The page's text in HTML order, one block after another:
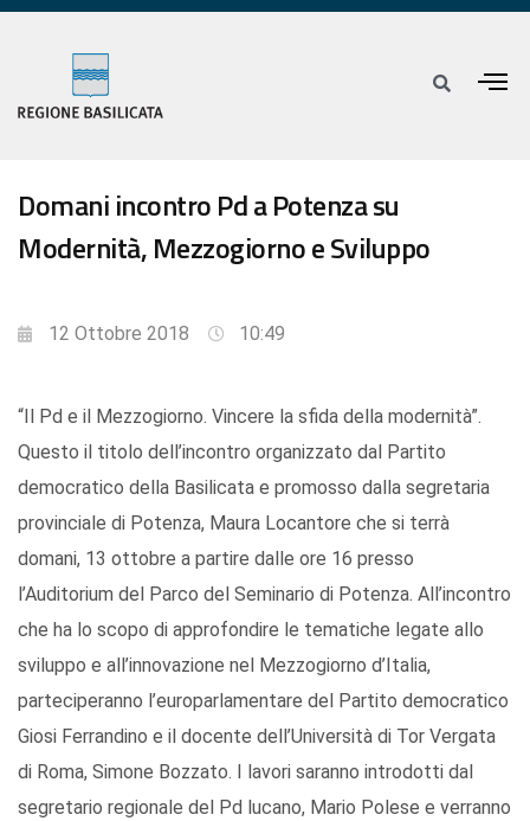
Domani incontro Pd a Potenza su
Modernità, Mezzogiorno e Sviluppo
12 Ottobre 2018 10:49
“Il Pd e il Mezzogiorno. Vincere la sfida della modernità”.
Questo il titolo dell’incontro organizzato dal Partito
democratico della Basilicata e promosso dalla segretaria
provinciale di Potenza, Maura Locantore che si terrà
domani, 13 ottobre a partire dalle ore 16 presso
l’Auditorium del Parco del Seminario di Potenza. All’incontro
che ha lo scopo di approfondire le tematiche legate allo
sviluppo e all’innovazione nel Mezzogiorno d’Italia,
parteciperanno l’europarlamentare del Partito democratico
Giosi Ferrandino e il docente dell’Università di Tor Vergata
di Roma, Simone Bozzato. I lavori saranno introdotti dal
segretario regionale del Pd lucano, Mario Polese e verranno